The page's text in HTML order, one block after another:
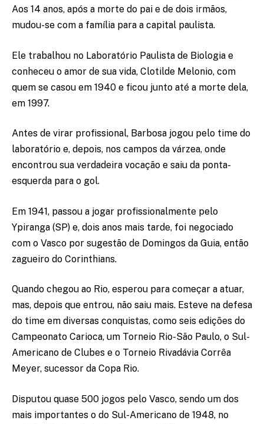
Aos 14 anos, após a morte do pai e de dois irmãos,
mudou-se com a família para a capital paulista.
Ele trabalhou no Laboratório Paulista de Biologia e
conheceu o amor de sua vida, Clotilde Melonio, com
quem se casou em 1940 e ficou junto até a morte dela,
em 1997.
Antes de virar profissional, Barbosa jogou pelo time do
laboratório e, depois, nos campos da várzea, onde
encontrou sua verdadeira vocação e saiu da ponta-
esquerda para o gol.
Em 1941, passou a jogar profissionalmente pelo
Ypiranga (SP) e, dois anos mais tarde, foi negociado
com o Vasco por sugestão de Domingos da Guia, então
zagueiro do Corinthians.
Quando chegou ao Rio, esperou para começar a atuar,
mas, depois que entrou, não saiu mais. Esteve na defesa
do time em diversas conquistas, como seis edições do
Campeonato Carioca, um Torneio Rio-São Paulo, o Sul-
Americano de Clubes e o Torneio Rivadávia Corrêa
Meyer, sucessor da Copa Rio.
Disputou quase 500 jogos pelo Vasco, sendo um dos
mais importantes o do Sul-Americano de 1948, no